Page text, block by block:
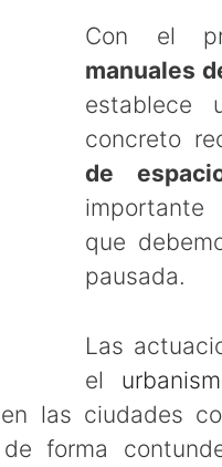
Con el
manuales
establece
concreto
de
que
pausada.
Las
el
las ciudades
forma